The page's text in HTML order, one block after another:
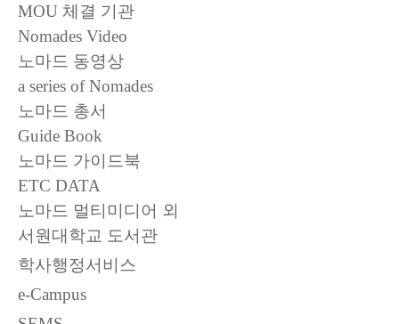
08
2022.11
22.11.04. 노마드융합프로그램 8차시 진행
08 22.11.02. 노마드융합프로그램 7차시 진행
MOU 체결 기관
Nomades Video
노마드 동영상
a series of Nomades
노마드 총서
Guide Book
노마드 가이드북
ETC DATA
노마드 멀티미디어 외
서원대학교 도서관
학사행정서비스
e-Campus